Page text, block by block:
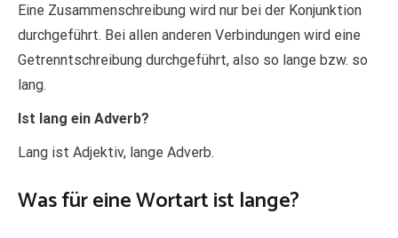
Eine Zusammenschreibung wird nur bei der Konjunktion
durchgeführt. Bei allen anderen Verbindungen wird eine
Getrenntschreibung durchgeführt, also so lange bzw. so
lang.
Ist lang ein Adverb?
Lang ist Adjektiv, lange Adverb.
Was für eine Wortart ist lange?